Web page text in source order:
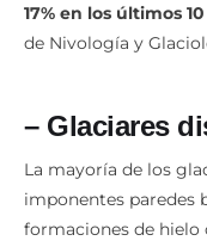
17% en los últimos
de Nivología y
– Glaciares
La mayoría de los
imponentes paredes
formaciones de hielo